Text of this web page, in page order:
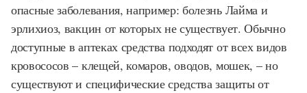
опасные заболевания, например: болезнь Лайма и
эрлихиоз, вакцин от которых не существует. Обычно
доступные в аптеках средства подходят от всех видов
кровососов – клещей, комаров, оводов, мошек, – но
существуют и специфические средства защиты от